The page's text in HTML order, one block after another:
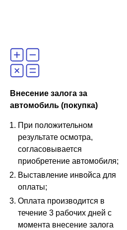
Внесение залога за
автомобиль (покупка)
При положительном
результате осмотра,
согласовывается
приобретение автомобиля;
Выставление инвойса для
оплаты;
Оплата производится в
течение 3 рабочих дней с
момента внесение залога